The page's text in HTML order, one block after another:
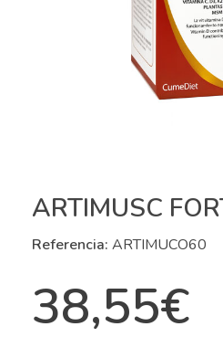
ARTIMUSC
Referencia: ARTIMUCO60
38,55€